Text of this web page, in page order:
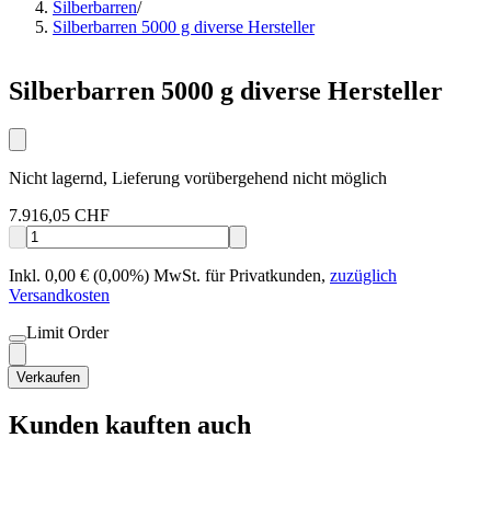
Silberbarren/
Silberbarren 5000 g diverse Hersteller
Silberbarren 5000 g diverse Hersteller
Nicht lagernd, Lieferung vorübergehend nicht möglich
7.916,05 CHF
Inkl. 0,00 € (0,00%) MwSt. für Privatkunden, zuzüglich
Versandkosten
Limit Order
Verkaufen
Kunden kauften auch